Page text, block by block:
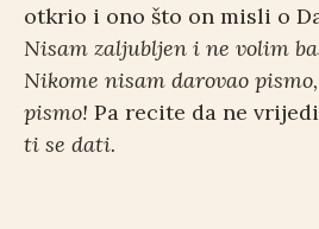
otkrio i ono što on misli o
Nisam zaljubljen i ne volim
Nikome nisam darovao
pismo! Pa recite da ne
ti se dati.